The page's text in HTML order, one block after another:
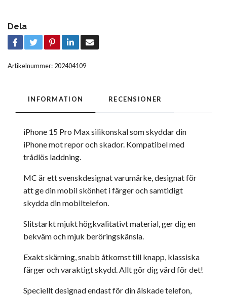
Dela
Artikelnummer: 202404109
INFORMATION RECENSIONER
iPhone 15 Pro Max silikonskal som skyddar din
iPhone mot repor och skador. Kompatibel med
trådlös laddning.
MC är ett svenskdesignat varumärke, designat för
att ge din mobil skönhet i färger och samtidigt
skydda din mobiltelefon.
Slitstarkt mjukt högkvalitativt material, ger dig en
bekväm och mjuk beröringskänsla.
Exakt skärning, snabb åtkomst till knapp, klassiska
färger och varaktigt skydd. Allt gör dig värd för det!
Speciellt designad endast för din älskade telefon,